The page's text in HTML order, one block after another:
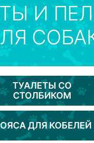
И
ТУАЛЕТЫ СО
СТОЛБИКОМ
ДЛЯ КОБЕЛЕЙ